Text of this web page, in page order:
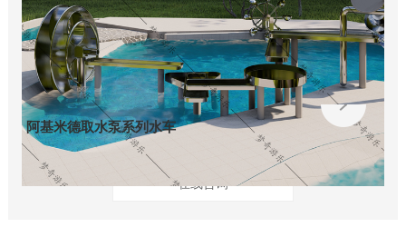
阿基米德取水泵系列水车
在线咨询